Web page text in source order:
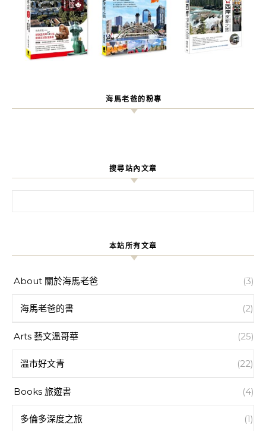
海馬老爸的粉專
搜尋站內文章
本站所有文章
About 關於海馬老爸 (3)
海馬老爸的書 (2)
Arts 藝文溫哥華 (25)
溫市好文青 (22)
Books 旅遊書 (4)
多倫多深度之旅 (1)